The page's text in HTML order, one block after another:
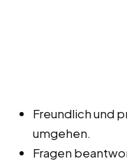
Freundlich und
umgehen.
Fragen